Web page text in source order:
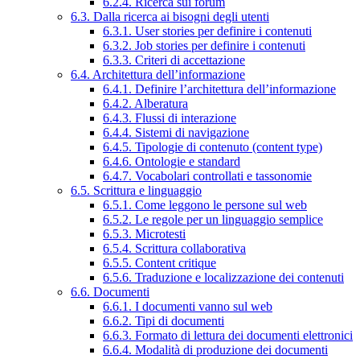
6.3. Dalla ricerca ai bisogni degli utenti
6.3.1. User stories per definire i contenuti
6.3.2. Job stories per definire i contenuti
6.3.3. Criteri di accettazione
6.4. Architettura dell’informazione
6.4.1. Definire l’architettura dell’informazione
6.4.2. Alberatura
6.4.3. Flussi di interazione
6.4.4. Sistemi di navigazione
6.4.5. Tipologie di contenuto (content type)
6.4.6. Ontologie e standard
6.4.7. Vocabolari controllati e tassonomie
6.5. Scrittura e linguaggio
6.5.1. Come leggono le persone sul web
6.5.2. Le regole per un linguaggio semplice
6.5.3. Microtesti
6.5.4. Scrittura collaborativa
6.5.5. Content critique
6.5.6. Traduzione e localizzazione dei contenuti
6.6. Documenti
6.6.1. I documenti vanno sul web
6.6.2. Tipi di documenti
6.6.3. Formato di lettura dei documenti elettronici
6.6.4. Modalità di produzione dei documenti